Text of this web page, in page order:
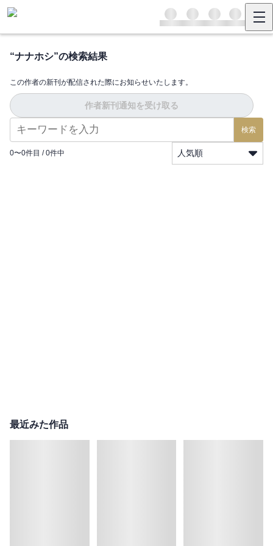
“ナナホシ”の検索結果
この作者の新刊が配信された際にお知らせいたします。
作者新刊通知を受け取る
検索
0〜0件目 / 0件中 人気順
最近みた作品